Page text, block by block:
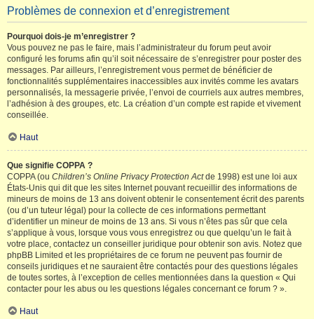
Problèmes de connexion et d’enregistrement
Pourquoi dois-je m’enregistrer ?
Vous pouvez ne pas le faire, mais l’administrateur du forum peut avoir
configuré les forums afin qu’il soit nécessaire de s’enregistrer pour poster des
messages. Par ailleurs, l’enregistrement vous permet de bénéficier de
fonctionnalités supplémentaires inaccessibles aux invités comme les avatars
personnalisés, la messagerie privée, l’envoi de courriels aux autres membres,
l’adhésion à des groupes, etc. La création d’un compte est rapide et vivement
conseillée.
Haut
Que signifie COPPA ?
COPPA (ou Children’s Online Privacy Protection Actde 1998) est une loi aux
États-Unis qui dit que les sites Internet pouvant recueillir des informations de
mineurs de moins de 13 ans doivent obtenir le consentement écrit des parents
(ou d’un tuteur légal) pour la collecte de ces informations permettant
d’identifier un mineur de moins de 13 ans. Si vous n’êtes pas sûr que cela
s’applique à vous, lorsque vous vous enregistrez ou que quelqu’un le fait à
votre place, contactez un conseiller juridique pour obtenir son avis. Notez que
phpBB Limited et les propriétaires de ce forum ne peuvent pas fournir de
conseils juridiques et ne sauraient être contactés pour des questions légales
de toutes sortes, à l’exception de celles mentionnées dans la question « Qui
contacter pour les abus ou les questions légales concernant ce forum ? ».
Haut